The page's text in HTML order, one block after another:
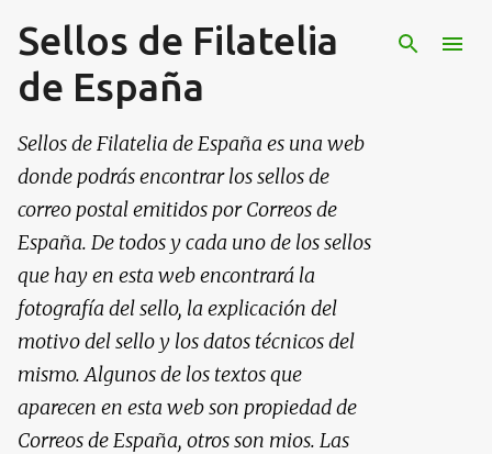
Ir al contenido principal
Sellos de Filatelia
de España
Sellos de Filatelia de España es una web
donde podrás encontrar los sellos de
correo postal emitidos por Correos de
España. De todos y cada uno de los sellos
que hay en esta web encontrará la
fotografía del sello, la explicación del
motivo del sello y los datos técnicos del
mismo. Algunos de los textos que
aparecen en esta web son propiedad de
Correos de España, otros son mios. Las